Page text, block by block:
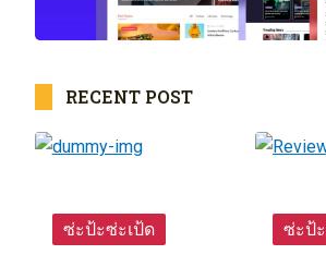
RECENT POST
ซ่ะป้ะซ่ะเป้ด ซ่ะป้